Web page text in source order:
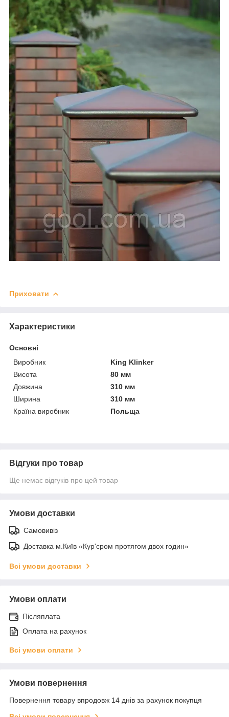
Приховати
Характеристики
Основні
Виробник
King Klinker
Висота
80 мм
Довжина
310 мм
Ширина
310 мм
Країна виробник
Польща
Відгуки про товар
Ще немає відгуків про цей товар
Умови доставки
Самовивіз
Доставка м.Київ «Кур'єром протягом двох годин»
Всі умови доставки
Умови оплати
Післяплата
Оплата на рахунок
Всі умови оплати
Умови повернення
Повернення товару впродовж 14 днів за рахунок покупця